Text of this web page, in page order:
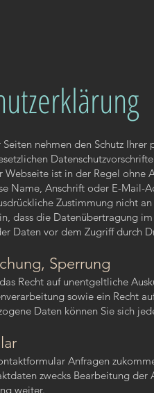
nehmen den Schutz
Webseite ist in der Regel ohne
Name, Anschrift oder E-Mail-
Zustimmung nicht
dass die Datenübertragung
Daten vor dem Zugriff durch
Sperrung
Recht auf unentgeltliche
sowie ein Recht
Daten können Sie sich
Anfragen
zwecks Bearbeitung
weiter.